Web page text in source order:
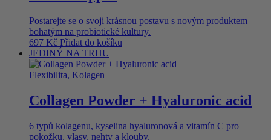
Postarejte se o svoji krásnou postavu s novým produktem
bohatým na probiotické kultury.
697 Kč Přidat do košíku
JEDINÝ NA TRHU
Flexibilita, Kolagen
Collagen Powder + Hyaluronic acid
6 typů kolagenu, kyselina hyaluronová a vitamín C pro
pokožku, vlasy, nehty a klouby.